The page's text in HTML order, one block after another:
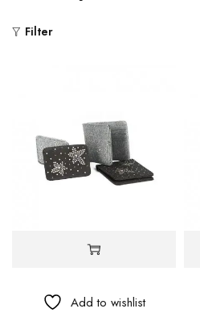
Filter
Add to wishlist